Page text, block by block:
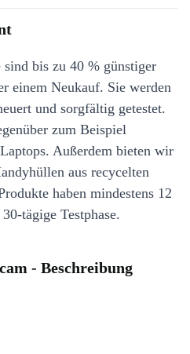
sind bis zu 40 % günstiger
einem Neukauf. Sie werden
und sorgfältig getestet.
zum Beispiel
Außerdem bieten wir
aus recycelten
haben mindestens 12
tägige Testphase.
- Beschreibung